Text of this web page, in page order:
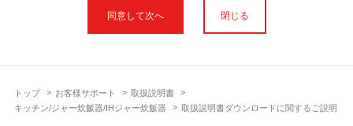
トップ お客様サポート
取扱説明書
キッチン/ジャー炊飯器/IHジャー炊飯器
取扱説明書ダウンロードに関するご説明
使用上のご注意や安全上のご注意、また測定基準や数値等は取扱
説明書が作成された時点での基準に応じた内容となっております
明書以外の印刷物が同梱されている場合がありますが、本サイト
ではそれらを全て公開しておりませんのであらかじめご了承くだ
閉じる